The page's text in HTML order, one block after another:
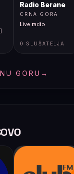
Radio Berane
CRNA GORA
Live radio
0 SLUŠATELJA
GORU →